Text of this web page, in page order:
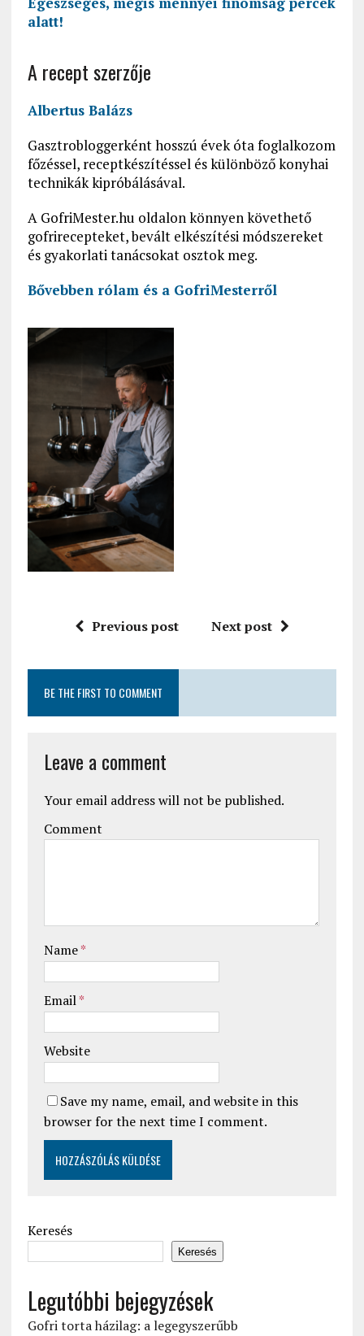
alatt!
A recept szerzője
Albertus Balázs
Gasztrobloggerként hosszú évek óta foglalkozom
főzéssel, receptkészítéssel és különböző konyhai
technikák kipróbálásával.
A GofriMester.hu oldalon könnyen követhető
gofrirecepteket, bevált elkészítési módszereket
és gyakorlati tanácsokat osztok meg.
Bővebben rólam és a GofriMesterről
Previous post Next post
BE THE FIRST TO COMMENT
Leave a comment
Your email address will not be published.
Comment
Name*
Email*
Website
Save my name, email, and website in this
browser for the next time I comment.
Keresés
Keresés
Legutóbbi bejegyzések
Gofri torta házilag: a legegyszerűbb